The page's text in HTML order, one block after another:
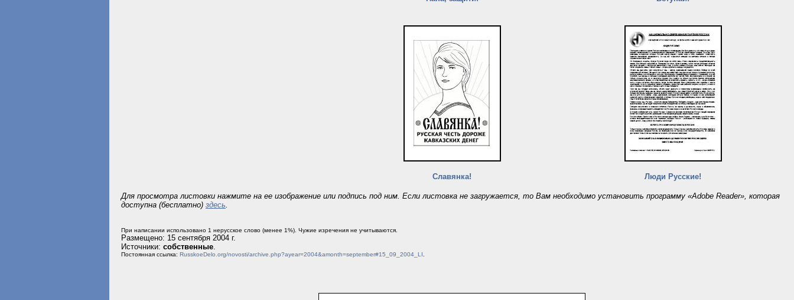
Славянка! Люди Русские!
Для просмотра листовки нажмите на ее изображение или подпись под ним. Если листовка не загружается, то Вам необходимо установить программу «Adobe Reader», которая
доступна (бесплатно) здесь.
При написании использовано 1 нерусское слово (менее 1%). Чужие изречения не учитываются.
Размещено: 15 сентября 2004 г.
Источники: собственные.
Постоянная ссылка: RusskoeDelo.org/novosti/archive.php?ayear=2004&amonth=september#15_09_2004_LI